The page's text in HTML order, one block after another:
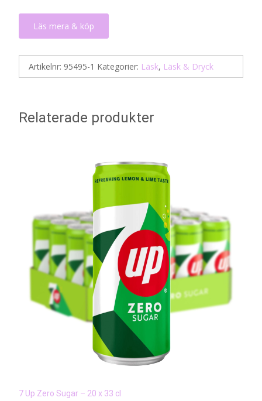
Läs mera & köp
Artikelnr: 95495-1 Kategorier: Läsk, Läsk & Dryck
Relaterade produkter
7 Up Zero Sugar – 20 x 33 cl